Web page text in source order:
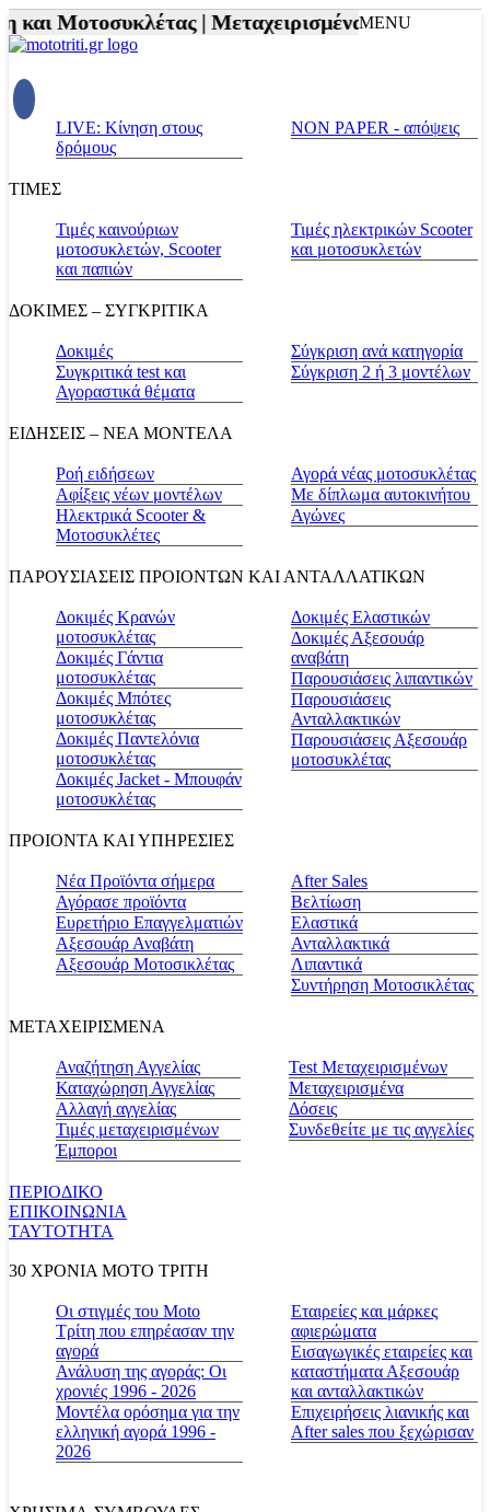
Μοτοσυκλέτας | Μεταχειρισμένα |Πράσινο
MENU
LIVE: Κίνηση στους
δρόμους
NON PAPER - απόψεις
ΤΙΜΕΣ
Τιμές καινούριων
μοτοσυκλετών, Scooter
και παπιών
Τιμές ηλεκτρικών Scooter
και μοτοσυκλετών
ΔΟΚΙΜΕΣ – ΣΥΓΚΡΙΤΙΚΑ
Δοκιμές
Συγκριτικά test και
Αγοραστικά θέματα
Σύγκριση ανά κατηγορία
Σύγκριση 2 ή 3 μοντέλων
ΕΙΔΗΣΕΙΣ – ΝΕΑ ΜΟΝΤΕΛΑ
Ροή ειδήσεων
Αφίξεις νέων μοντέλων
Ηλεκτρικά Scooter &
Μοτοσυκλέτες
Αγορά νέας μοτοσυκλέτας
Με δίπλωμα αυτοκινήτου
Αγώνες
ΠΑΡΟΥΣΙΑΣΕΙΣ ΠΡΟΙΟΝΤΩΝ ΚΑΙ ΑΝΤΑΛΛΑΤΙΚΩΝ
Δοκιμές Κρανών
μοτοσυκλέτας
Δοκιμές Γάντια
μοτοσυκλέτας
Δοκιμές Μπότες
μοτοσυκλέτας
Δοκιμές Παντελόνια
μοτοσυκλέτας
Δοκιμές Jacket - Μπουφάν
μοτοσυκλέτας
Δοκιμές Ελαστικών
Δοκιμές Αξεσουάρ
αναβάτη
Παρουσιάσεις λιπαντικών
Παρουσιάσεις
Ανταλλακτικών
Παρουσιάσεις Αξεσουάρ
μοτοσυκλέτας
ΠΡΟΙΟΝΤΑ ΚΑΙ ΥΠΗΡΕΣΙΕΣ
Νέα Προϊόντα σήμερα
Αγόρασε προϊόντα
Ευρετήριο Επαγγελματιών
Αξεσουάρ Αναβάτη
Αξεσουάρ Μοτοσικλέτας
Αfter Sales
Βελτίωση
Ελαστικά
Ανταλλακτικά
Λιπαντικά
Συντήρηση Μοτοσικλέτας
ΜΕΤΑΧΕΙΡΙΣΜΕΝΑ
Αναζήτηση Αγγελίας
Καταχώρηση Αγγελίας
Αλλαγή αγγελίας
Τιμές μεταχειρισμένων
Έμποροι
Test Μεταχειρισμένων
Μεταχειρισμένα
Δόσεις
Συνδεθείτε με τις αγγελίες
ΠΕΡΙΟΔΙΚΟ
ΕΠΙΚΟΙΝΩΝΙΑ
ΤΑΥΤΟΤΗΤΑ
30 ΧΡΟΝΙΑ MOTO ΤΡΙΤΗ
Οι στιγμές του Moto
Τρίτη που επηρέασαν την
αγορά
Ανάλυση της αγοράς: Οι
χρονιές 1996 - 2026
Μοντέλα ορόσημα για την
ελληνική αγορά 1996 -
2026
Εταιρείες και μάρκες
αφιερώματα
Εισαγωγικές εταιρείες και
καταστήματα Αξεσουάρ
και ανταλλακτικών
Επιχειρήσεις λιανικής και
After sales που ξεχώρισαν